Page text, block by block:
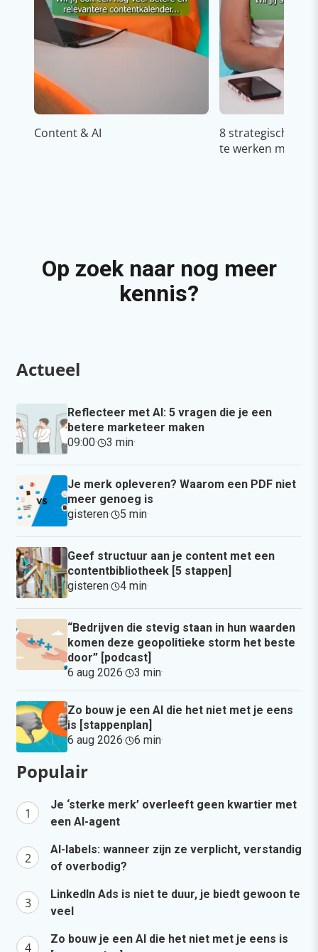
Content & AI
8 strategische
te werken met
Op zoek naar nog meer
kennis?
Actueel
Reflecteer met AI: 5 vragen die je een
betere marketeer maken
09:00· 3 min·
Je merk opleveren? Waarom een PDF niet
meer genoeg is
gisteren· 5 min·
Geef structuur aan je content met een
contentbibliotheek [5 stappen]
gisteren· 4 min·
“Bedrijven die stevig staan in hun waarden
komen deze geopolitieke storm het beste
door” [podcast]
6 aug 2026· 3 min·
Zo bouw je een AI die het niet met je eens
is [stappenplan]
6 aug 2026· 6 min·
Populair
Je ‘sterke merk’ overleeft geen kwartier met
een AI-agent
AI-labels: wanneer zijn ze verplicht, verstandig
of overbodig?
LinkedIn Ads is niet te duur, je biedt gewoon te
veel
Zo bouw je een AI die het niet met je eens is